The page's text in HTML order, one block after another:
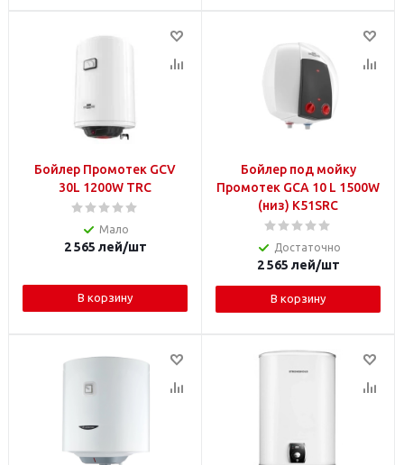
Бойлер Промотек GCV
30L 1200W TRC
Мало
2 565 лей/шт
В корзину
Бойлер под мойку
Промотек GCA 10 L 1500W
(низ) K51SRC
Достаточно
2 565 лей/шт
В корзину